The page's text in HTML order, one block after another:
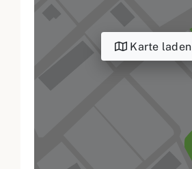
Karte laden